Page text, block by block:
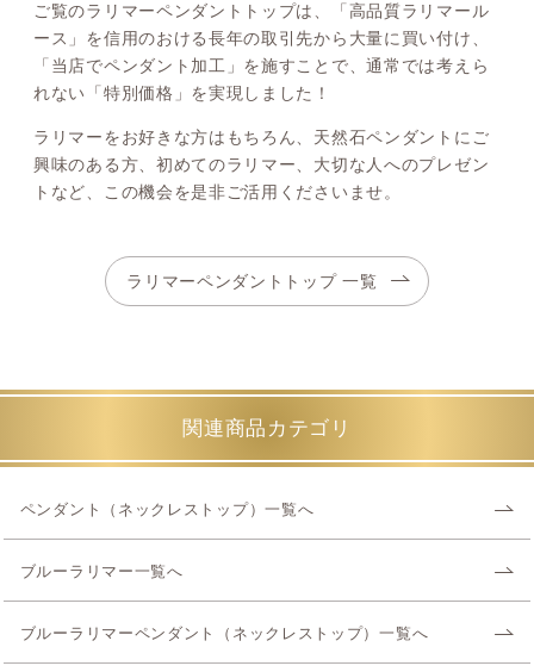
ご覧のラリマーペンダントトップは、「高品質ラリマール
ース」を信用のおける長年の取引先から大量に買い付け、
「当店でペンダント加工」を施すことで、通常では考えら
れない「特別価格」を実現しました！
ラリマーをお好きな方はもちろん、天然石ペンダントにご
興味のある方、初めてのラリマー、大切な人へのプレゼン
トなど、この機会を是非ご活用くださいませ。
ラリマーペンダントトップ 一覧
関連商品カテゴリ
ペンダント（ネックレストップ）一覧へ
ブルーラリマー一覧へ
ブルーラリマーペンダント（ネックレストップ）一覧へ